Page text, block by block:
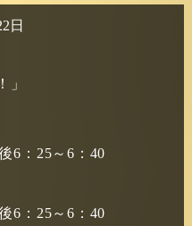
日
」
6：25～6：40
6：25～6：40